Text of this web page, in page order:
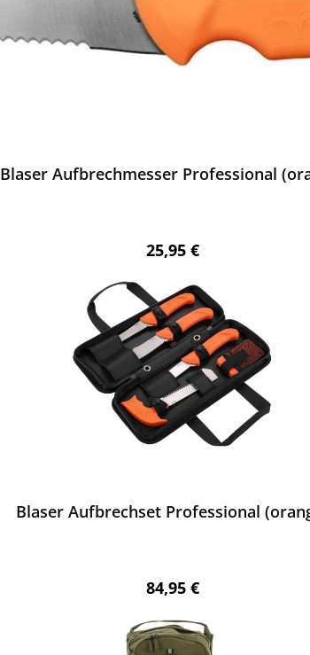
Blaser Aufbrechmesser Professional
Regulärer Preis:
25,95 €
Blaser Aufbrechset Professional
Regulärer Preis:
84,95 €